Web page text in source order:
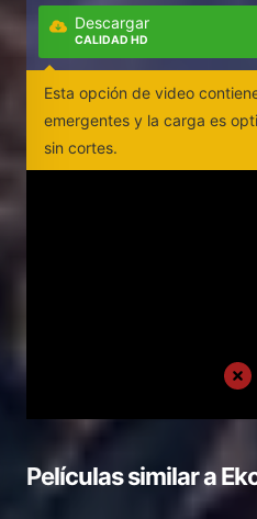
Descargar
CALIDAD HD
Esta opción de video
emergentes y la carga es
sin cortes.
Películas similar a